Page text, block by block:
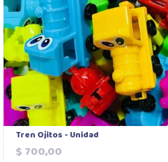
Tren Ojitos - Unidad
$ 700,00